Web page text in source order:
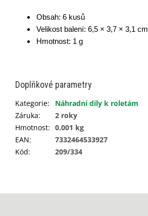
Obsah: 6 kusů
Velikost balení: 6,5 × 3,7 × 3,1 cm
Hmotnost: 1 g
Doplňkové parametry
Kategorie:
Náhradní díly k roletám
Záruka:
2 roky
Hmotnost: 0.001 kg
EAN:
7332464533927
Kód: 209/334